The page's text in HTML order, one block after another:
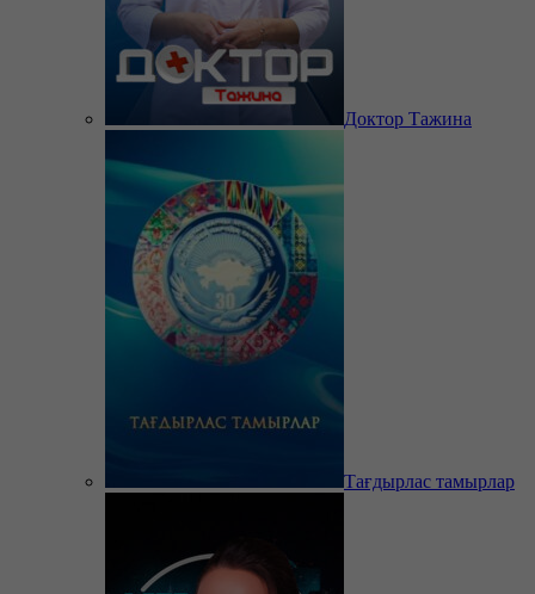
Доктор Тажина
Тағдырлас тамырлар